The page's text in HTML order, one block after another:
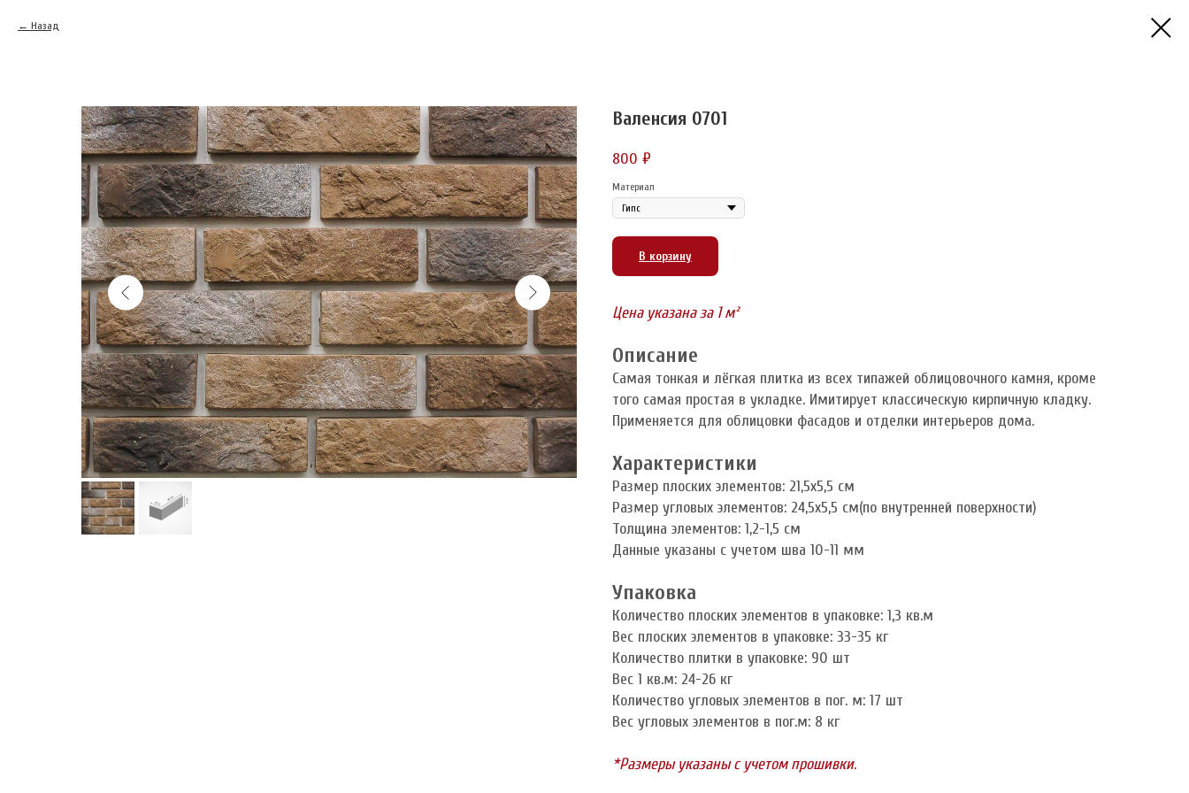
Назад
Валенсия 0701
800 ₽
Материал
В корзину
Цена указана за 1 м²
Описание
Самая тонкая и лёгкая плитка из всех типажей облицовочного камня, кроме
того самая простая в укладке. Имитирует классическую кирпичную кладку.
Применяется для облицовки фасадов и отделки интерьеров дома.
Характеристики
Размер плоских элементов: 21,5х5,5 см
Размер угловых элементов: 24,5x5,5 см(по внутренней поверхности)
Толщина элементов: 1,2-1,5 см
Данные указаны с учетом шва 10-11 мм
Упаковка
Количество плоских элементов в упаковке: 1,3 кв.м
Вес плоских элементов в упаковке: 33-35 кг
Количество плитки в упаковке: 90 шт
Вес 1 кв.м: 24-26 кг
Количество угловых элементов в пог. м: 17 шт
Вес угловых элементов в пог.м: 8 кг
*Размеры указаны с учетом прошивки.